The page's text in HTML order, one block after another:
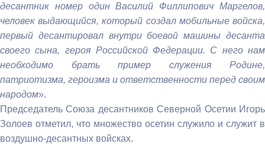
десантник номер один Василий Филлипович Маргелов,
человек выдающийся, который создал мобильные войска,
первый десантировал внутри боевой машины десанта
своего сына, героя Российской Федерации. С него нам
необходимо брать пример служения Родине,
патриотизма, героизма и ответственности перед своим
народом».
Председатель Союза десантников Северной Осетии Игорь
Золоев отметил, что множество осетин служило и служит в
воздушно-десантных войсках.